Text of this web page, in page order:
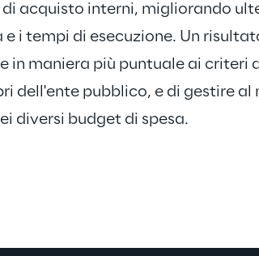
di acquisto interni, migliorando
i tempi di esecuzione. Un
in maniera più puntuale ai
dell'ente pubblico, e di gestire al
diversi budget di spesa.